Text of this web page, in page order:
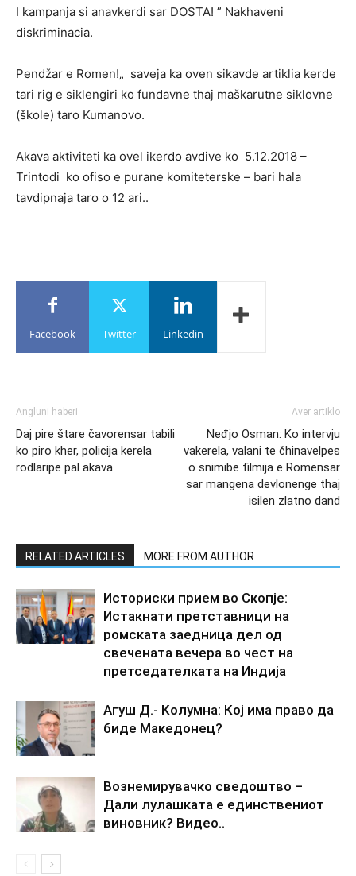
I kampanja si anavkerdi sar DOSTA! ” Nakhaveni
diskriminacia.
Pendžar e Romen!„ saveja ka oven sikavde artiklia kerde
tari rig e siklengiri ko fundavne thaj maškarutne siklovne
(škole) taro Kumanovo.
Akava aktiviteti ka ovel ikerdo avdive ko 5.12.2018 –
Trintodi ko ofiso e purane komiteterske – bari hala
tavdipnaja taro o 12 ari..
Facebook Twitter Linkedin
Angluni haberi
Daj pire štare čavorensar tabili
ko piro kher, policija kerela
rodlaripe pal akava
Aver artiklo
Neđjo Osman: Ko intervju
vakerela, valani te čhinavelpes
o snimibe filmija e Romensar
sar mangena devlonenge thaj
isilen zlatno dand
RELATED ARTICLES MORE FROM AUTHOR
Историски прием во Скопје:
Истакнати претставници на
ромската заедница дел од
свечената вечера во чест на
претседателката на Индија
Агуш Д.- Колумна: Кој има право да
биде Македонец?
Вознемирувачко сведоштво –
Дали лулашката е единствениот
виновник? Видео..